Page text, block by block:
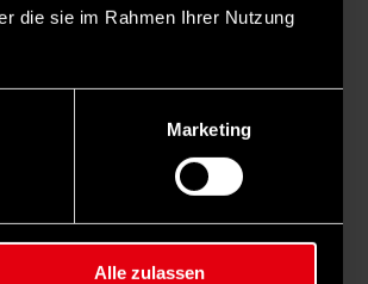
die sie im Rahmen Ihrer Nutzung
Marketing
Alle zulassen